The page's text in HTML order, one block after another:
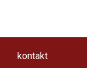
kontakt